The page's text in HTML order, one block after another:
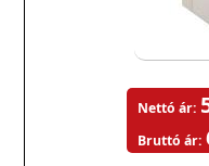
Nettó ár:
Bruttó ár: